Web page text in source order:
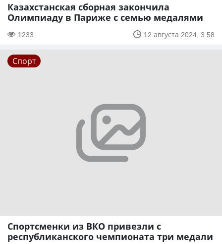
Казахстанская сборная закончила
Олимпиаду в Париже с семью медалями
1233 12 августа 2024, 3:58
Спорт
Спортсменки из ВКО привезли с
республиканского чемпионата три медали